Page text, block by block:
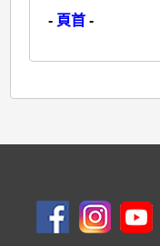
- 頁首 -